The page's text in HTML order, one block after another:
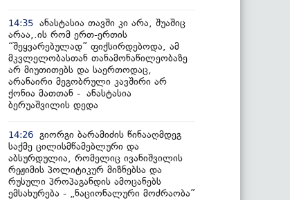
14:35 ანასტასია თავში კი არა, შუაშიც
არაა,.ის რომ ერთ-ერთის
“შეყვარებულად” ფიქსირდებოდა, ამ
მკვლელობასთან თანამონაწილეობაზე
არ მიუთითებს და საერთოდაც,
არანაირი მეგობრული კავშირი არ
ქონია მათთან - ანასტასია
ბერუაშვილის დედა
14:26 გიორგი ბარამიძის წინააღმდეგ
საქმე ცილისმწამებლური და
აბსურდულია, რომელიც ივანიშვილის
რეჟიმის პოლიტიკურ მიზნებსა და
რუსული პროპაგანდის ამოცანებს
ემსახურება - „ნაციონალური მოძრაობა”